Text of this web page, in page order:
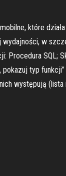
które
w
SQL;
typ
występują